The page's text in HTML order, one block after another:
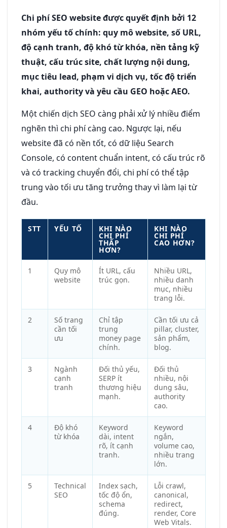
Chi phí SEO website được quyết định bởi 12
nhóm yếu tố chính: quy mô website, số URL,
độ cạnh tranh, độ khó từ khóa, nền tảng kỹ
thuật, cấu trúc site, chất lượng nội dung,
mục tiêu lead, phạm vi dịch vụ, tốc độ triển
khai, authority và yêu cầu GEO hoặc AEO.
Một chiến dịch SEO càng phải xử lý nhiều điểm
nghẽn thì chi phí càng cao. Ngược lại, nếu
website đã có nền tốt, có dữ liệu Search
Console, có content chuẩn intent, có cấu trúc rõ
và có tracking chuyển đổi, chi phí có thể tập
trung vào tối ưu tăng trưởng thay vì làm lại từ
đầu.
STT YẾU TỐ KHI NÀO
CHI PHÍ
THẤP
HƠN?
KHI NÀO
CHI PHÍ
CAO HƠN?
1
Quy mô
website
Ít URL, cấu
trúc gọn.
Nhiều URL,
nhiều danh
mục, nhiều
trang lỗi.
2
Số trang
cần tối
ưu
Chỉ tập
trung
money page
chính.
Cần tối ưu cả
pillar, cluster,
sản phẩm,
blog.
3
Ngành
cạnh
tranh
Đối thủ yếu,
SERP ít
thương hiệu
mạnh.
Đối thủ
nhiều, nội
dung sâu,
authority
cao.
4
Độ khó
từ khóa
Keyword
dài, intent
rõ, ít cạnh
tranh.
Keyword
ngắn,
volume cao,
nhiều trang
lớn.
5
Technical
SEO
Index sạch,
tốc độ ổn,
schema
đúng.
Lỗi crawl,
canonical,
redirect,
render, Core
Web Vitals.